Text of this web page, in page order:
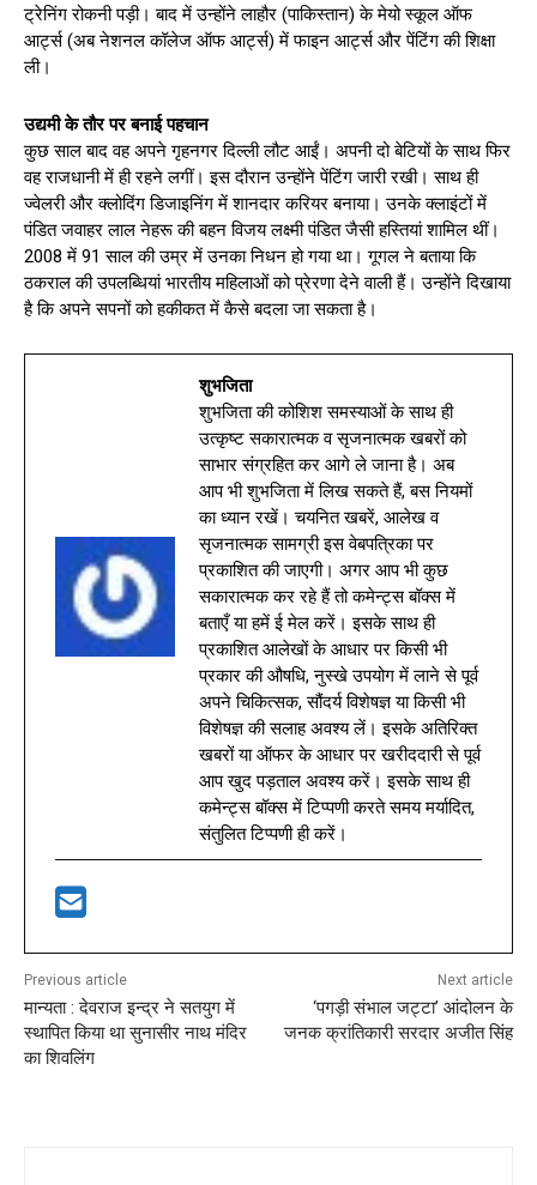
ट्रेनिंग रोकनी पड़ी। बाद में उन्‍होंने लाहौर (पाकिस्‍तान) के मेयो स्‍कूल ऑफ
आर्ट्स (अब नेशनल कॉलेज ऑफ आर्ट्स) में फाइन आर्ट्स और पेंटिंग की शिक्षा
ली।
उद्यमी के तौर पर बनाई पहचान
कुछ साल बाद वह अपने गृहनगर दिल्‍ली लौट आईं। अपनी दो बेट‍ियों के साथ फिर
वह राजधानी में ही रहने लगीं। इस दौरान उन्‍होंने पेंटिंग जारी रखी। साथ ही
ज्‍वेलरी और क्‍लोदिंग डिजाइनिंग में शानदार करियर बनाया। उनके क्‍लाइंटों में
पंडित जवाहर लाल नेहरू की बहन विजय लक्ष्‍मी पंडित जैसी हस्तियां शामिल थीं।
2008 में 91 साल की उम्र में उनका निधन हो गया था। गूगल ने बताया कि
ठकराल की उपलब्धियां भारतीय महिलाओं को प्रेरणा देने वाली हैं। उन्‍होंने दिखाया
है कि अपने सपनों को हकीकत में कैसे बदला जा सकता है।
शुभजिता
शुभजिता की कोशिश समस्याओं के साथ ही
उत्कृष्ट सकारात्मक व सृजनात्मक खबरों को
साभार संग्रहित कर आगे ले जाना है। अब
आप भी शुभजिता में लिख सकते हैं, बस नियमों
का ध्यान रखें। चयनित खबरें, आलेख व
सृजनात्मक सामग्री इस वेबपत्रिका पर
प्रकाशित की जाएगी। अगर आप भी कुछ
सकारात्मक कर रहे हैं तो कमेन्ट्स बॉक्स में
बताएँ या हमें ई मेल करें। इसके साथ ही
प्रकाशित आलेखों के आधार पर किसी भी
प्रकार की औषधि, नुस्खे उपयोग में लाने से पूर्व
अपने चिकित्सक, सौंदर्य विशेषज्ञ या किसी भी
विशेषज्ञ की सलाह अवश्य लें। इसके अतिरिक्त
खबरों या ऑफर के आधार पर खरीददारी से पूर्व
आप खुद पड़ताल अवश्य करें। इसके साथ ही
कमेन्ट्स बॉक्स में टिप्पणी करते समय मर्यादित,
संतुलित टिप्पणी ही करें।
Previous article
मान्यता : देवराज इन्द्र ने सतयुग में
स्थापित किया था सुनासीर नाथ मंदिर
का शिवलिंग
Next article
‘पगड़ी संभाल जट्टा’ आंदोलन के
जनक क्रांतिकारी सरदार अजीत सिंह